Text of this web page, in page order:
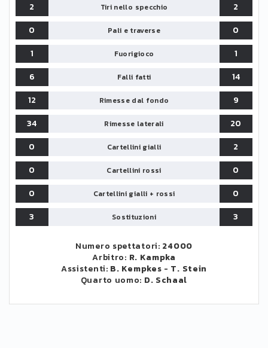
2
Tiri nello specchio
2
0
Pali e traverse
0
1
Fuorigioco
1
6
Falli fatti
14
12
Rimesse dal fondo
9
34
Rimesse laterali
20
0
Cartellini gialli
2
0
Cartellini rossi
0
0
Cartellini gialli + rossi
0
3
Sostituzioni 3
Numero spettatori: 24000
Arbitro: R. Kampka
Assistenti: B. Kempkes - T. Stein
Quarto uomo: D. Schaal